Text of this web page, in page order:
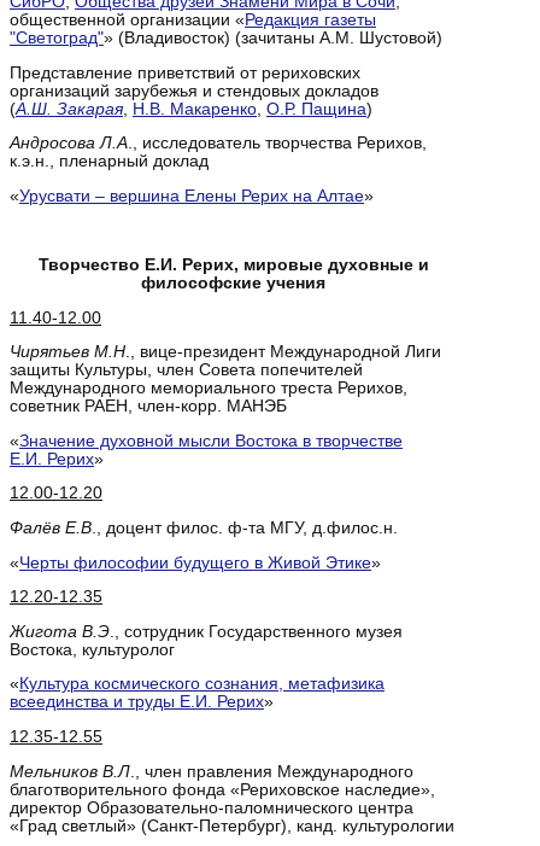
общественной организации « Редакция газеты
"Светоград"» (Владивосток) (зачитаны А.М. Шустовой)
Представление приветствий от рериховских
организаций зарубежья и стендовых докладов
(А.Ш. Закарая Н.В. Макаренко О.Р. Пащина)
Андросова Л.А., исследователь творчества Рерихов,
к.э.н., пленарный доклад
«Урусвати – вершина Елены Рерих на Алтае»
Творчество Е.И. Рерих, мировые духовные и
философские учения
11.40-12.00
Чирятьев М.Н., вице-президент Международной Лиги
защиты Культуры, член Совета попечителей
Международного мемориального треста Рерихов,
советник РАЕН, член-корр. МАНЭБ
«Значение духовной мысли Востока в творчестве
Е.И. Рерих»
12.00-12.20
Фалёв Е.В., доцент филос. ф-та МГУ, д.филос.н.
«Черты философии будущего в Живой Этике»
12.20-12.35
Жигота В.Э ., сотрудник Государственного музея
Востока, культуролог
« Культура космического сознания, метафизика
всеединства и труды Е.И. Рерих»
12.35-12.55
Мельников В.Л ., член правления Международного
благотворительного фонда «Рериховское наследие»,
директор Образовательно-паломнического центра
«Град светлый» (Санкт-Петербург), канд. культурологии